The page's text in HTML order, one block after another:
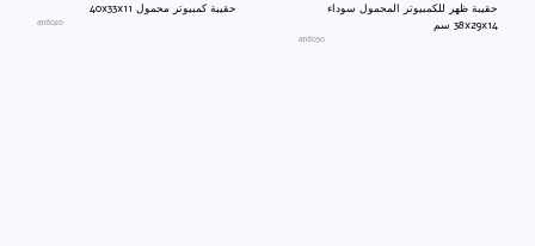
حقيبة ظهر للكمبيوتر المحمول سوداء
38x29x14 سم
an6030
حقيبة كمبيوتر محمول 40x33x11
an6020